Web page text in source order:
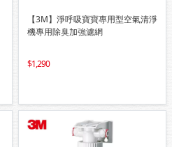
【3M】淨呼吸寶寶專用型空氣清淨
機專用除臭加強濾網
1,290